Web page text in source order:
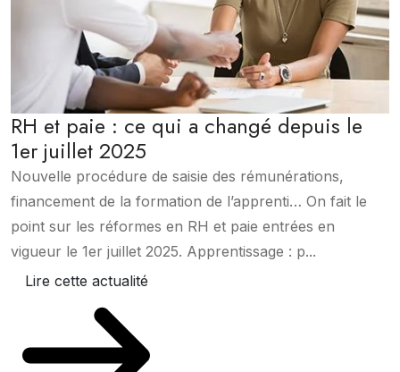
RH et paie : ce qui a changé depuis le
1er juillet 2025
Nouvelle procédure de saisie des rémunérations,
financement de la formation de l’apprenti… On fait le
point sur les réformes en RH et paie entrées en
vigueur le 1er juillet 2025. Apprentissage : p...
Lire cette actualité